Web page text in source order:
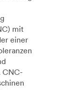
mit
einer
CNC-